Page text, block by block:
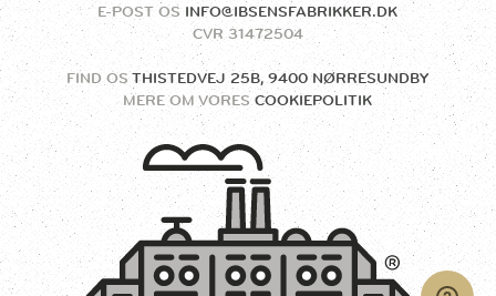
E-POST OS INFO@IBSENSFABRIKKER.DK
MERE OM VORES COOKIEPOLITIK
FIND OS THISTEDVEJ 25B, 9400 NØRRESUNDBY
CVR31472504